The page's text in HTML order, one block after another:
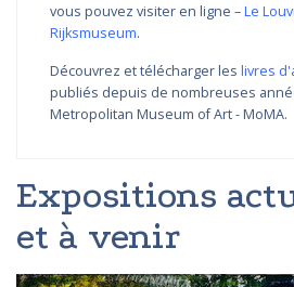
vous pouvez visiter en ligne –Le
Rijksmuseum.
Découvrez et télécharger les livres
publiés depuis de nombreuses
Metropolitan Museum of Art - MoMA.
Expositions
et à venir